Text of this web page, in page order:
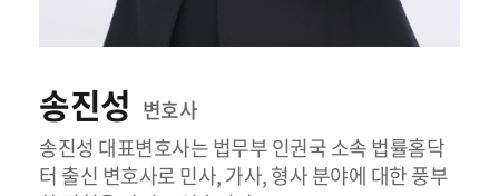
송진성 변호사
송진성 대표변호사는 법무부 인권국 소속 법률홈닥
터 출신 변호사로 민사, 가사, 형사 분야에 대한 풍부